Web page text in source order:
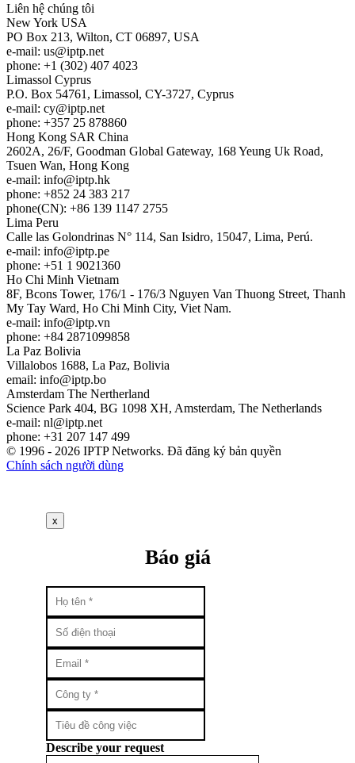
Liên hệ chúng tôi
New York USA
PO Box 213, Wilton, CT 06897, USA
e-mail: us
iptp.net
phone: +1 (302) 407 4023
Limassol Cyprus
P.O. Box 54761, Limassol, CY-3727, Cyprus
e-mail: cy
iptp.net
phone: +357 25 878860
Hong Kong SAR China
2602A, 26/F, Goodman Global Gateway, 168 Yeung Uk Road,
Tsuen Wan, Hong Kong
e-mail: info
iptp.hk
phone: +852 24 383 217
phone(CN): +86 139 1147 2755
Lima Peru
Calle las Golondrinas N° 114, San Isidro, 15047, Lima, Perú.
e-mail: info
iptp.pe
phone: +51 1 9021360
Ho Chi Minh Vietnam
8F, Bcons Tower, 176/1 - 176/3 Nguyen Van Thuong Street, Thanh
My Tay Ward, Ho Chi Minh City, Viet Nam.
e-mail: info
iptp.vn
phone: +84 2871099858
La Paz Bolivia
Villalobos 1688, La Paz, Bolivia
email: info
iptp.bo
Amsterdam The Nertherland
Science Park 404, BG 1098 XH, Amsterdam, The Netherlands
e-mail: nl
iptp.net
phone: +31 207 147 499
© 1996 - 2026 IPTP Networks. Đã đăng ký bản quyền
Chính sách người dùng
x
Báo giá
Describe your request